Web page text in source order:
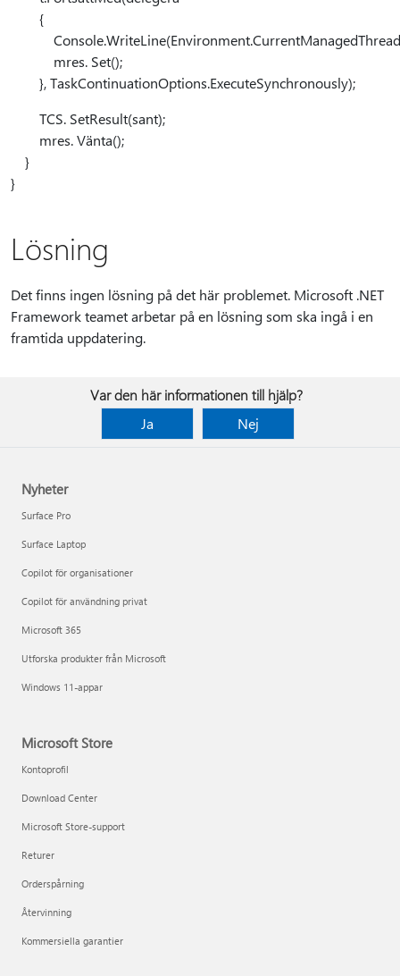
{
mres. Set();
}, TaskContinuationOptions.ExecuteSynchronously);
TCS. SetResult(sant);
mres. Vänta();
}
}
Lösning
Det finns ingen lösning på det här problemet. Microsoft .NET
Framework teamet arbetar på en lösning som ska ingå i en
framtida uppdatering.
Var den här informationen till hjälp?
Ja
Nej
Nyheter
Surface Pro
Surface Laptop
Copilot för organisationer
Copilot för användning privat
Microsoft 365
Utforska produkter från Microsoft
Windows 11-appar
Microsoft Store
Kontoprofil
Download Center
Microsoft Store-support
Returer
Orderspårning
Återvinning
Kommersiella garantier